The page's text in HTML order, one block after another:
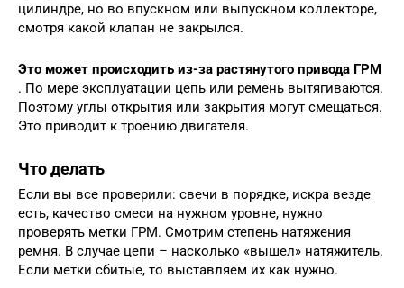
цилиндре, но во впускном или выпускном коллекторе,
смотря какой клапан не закрылся.
Это может происходить из-за растянутого привода ГРМ
. По мере эксплуатации цепь или ремень вытягиваются.
Поэтому углы открытия или закрытия могут смещаться.
Это приводит к троению двигателя.
Что делать
Если вы все проверили: свечи в порядке, искра везде
есть, качество смеси на нужном уровне, нужно
проверять метки ГРМ. Смотрим степень натяжения
ремня. В случае цепи – насколько «вышел» натяжитель.
Если метки сбитые, то выставляем их как нужно.